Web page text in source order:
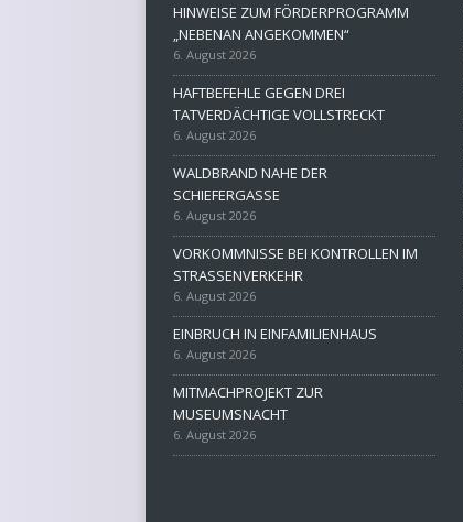
HINWEISE ZUM FÖRDERPROGRAMM
„NEBENAN ANGEKOMMEN“
6. August 2026
HAFTBEFEHLE GEGEN DREI
TATVERDÄCHTIGE VOLLSTRECKT
6. August 2026
WALDBRAND NAHE DER
SCHIEFERGASSE
6. August 2026
VORKOMMNISSE BEI KONTROLLEN IM
STRASSENVERKEHR
6. August 2026
EINBRUCH IN EINFAMILIENHAUS
6. August 2026
MITMACHPROJEKT ZUR
MUSEUMSNACHT
6. August 2026